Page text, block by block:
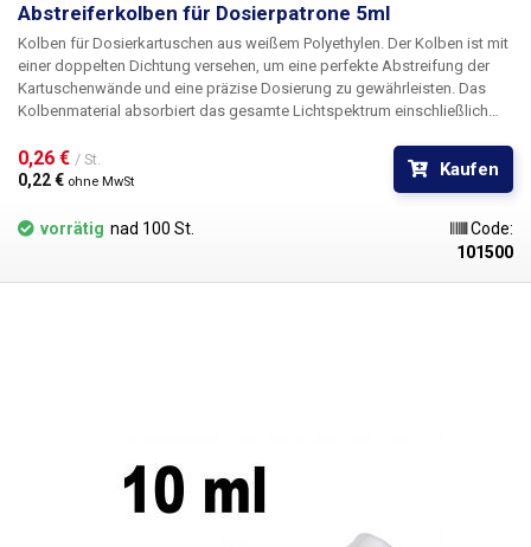
Abstreiferkolben für Dosierpatrone 5ml
Kolben für Dosierkartuschen aus weißem Polyethylen. Der Kolben ist mit
einer doppelten Dichtung versehen, um eine perfekte Abstreifung der
Kartuschenwände und eine präzise Dosierung zu gewährleisten. Das
Kolbenmaterial absorbiert das gesamte Lichtspektrum einschließlich
das Einsetzen des Stopfens in die Kartusche wird deren Inhalt
zuverlässig luftdicht verschlossen.
0,26 € / St.
0,22 € ohne MwSt
Kaufen
vorrätig nad 100 St.
Code:
101500